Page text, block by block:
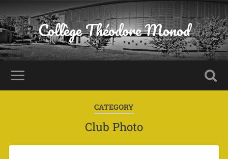
Collège Théodore Monod
CATEGORY
Club Photo
Panneau de gestion des cookies